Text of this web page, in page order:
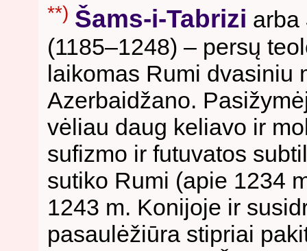
**) Šams-i-Tabrizi arba
(1185–1248) – persų
laikomas Rumi dvasiniu
Azerbaidžano.
vėliau daug keliavo ir
sufizmo ir futuvatos
sutiko Rumi (apie 1234
1243 m. Konijoje ir
pasaulėžiūra stipriai